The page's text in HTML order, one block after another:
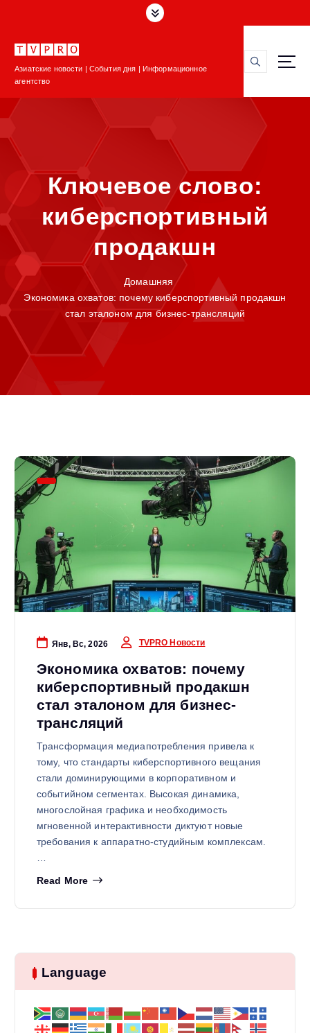
к
Азиатские новости | События дня | Информационное
агентство
Ключевое слово:
киберспортивный
продакшн
Домашняя
Экономика охватов: почему киберспортивный продакшн
стал эталоном для бизнес-трансляций
Янв, Вс, 2026 TVPRO Новости
Экономика охватов: почему
киберспортивный продакшн
стал эталоном для бизнес-
трансляций
Трансформация медиапотребления привела к
тому, что стандарты киберспортивного вещания
стали доминирующими в корпоративном и
событийном сегментах. Высокая динамика,
многослойная графика и необходимость
мгновенной интерактивности диктуют новые
требования к аппаратно-студийным комплексам.
…
Read More
Language